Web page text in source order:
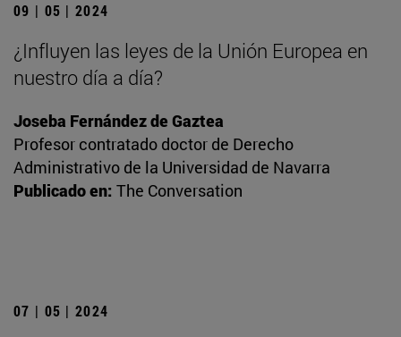
09 | 05 | 2024
¿Influyen las leyes de la Unión Europea en
nuestro día a día?
Joseba Fernández de Gaztea
Profesor contratado doctor de Derecho
Administrativo de la Universidad de Navarra
Publicado en: The Conversation
07 | 05 | 2024